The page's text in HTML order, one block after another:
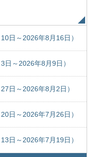
日～2026年8月16日）
～2026年8月9日）
日～2026年8月2日）
日～2026年7月26日）
日～2026年7月19日）